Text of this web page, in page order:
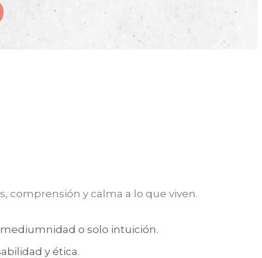
comprensión y calma a lo que viven.
o solo intuición.
y ética.